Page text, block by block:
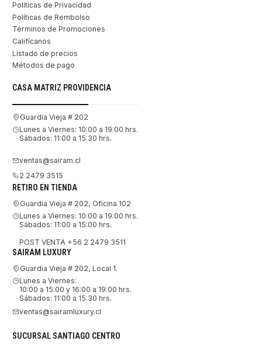
Políticas de Privacidad
Políticas de Rembolso
Términos de Promociones
Califícanos
Listado de precios
Métodos de pago
CASA MATRIZ PROVIDENCIA
Guardia Vieja # 202
Lunes a Viernes: 10:00 a 19:00 hrs.
Sábados: 11:00 a 15:30 hrs.
ventas@sairam.cl
2 2479 3515
RETIRO EN TIENDA
Guardia Vieja # 202, Oficina 102
Lunes a Viernes: 10:00 a 19:00 hrs.
Sábados: 11:00 a 15:00 hrs.
POST VENTA +56 2 2479 3511
SAIRAM LUXURY
Guardia Vieja # 202, Local 1.
Lunes a Viernes:
10:00 a 15:00 y 16:00 a 19:00 hrs.
Sábados: 11:00 a 15:30 hrs.
ventas@sairamluxury.cl
SUCURSAL SANTIAGO CENTRO